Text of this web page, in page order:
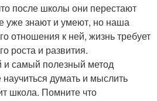
после школы они перестают
уже знают и умеют, но наша
отношения к ней, жизнь требует
роста и развития.
самый полезный метод
думать и мыслить
школа. Помните что